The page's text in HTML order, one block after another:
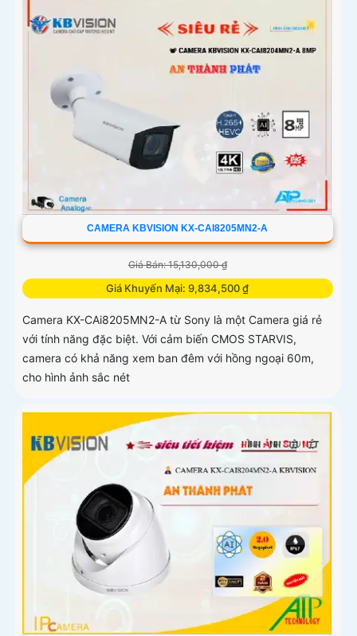
CAMERA KBVISION KX-CAI8205MN2-A
Giá Bán: 15,130,000 ₫
Giá Khuyến Mại: 9,834,500 ₫
Camera KX-CAi8205MN2-A từ Sony là một Camera giá rẻ
với tính năng đặc biệt. Với cảm biến CMOS STARVIS,
camera có khả năng xem ban đêm với hồng ngoại 60m,
cho hình ảnh sắc nét